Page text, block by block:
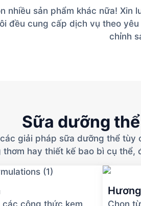
nhiều sản phẩm khác nữa!
đều cung cấp dịch vụ theo
chỉnh
Sữa dưỡng
giải pháp sữa dưỡng thể
hay thiết kế bao bì cụ thể,